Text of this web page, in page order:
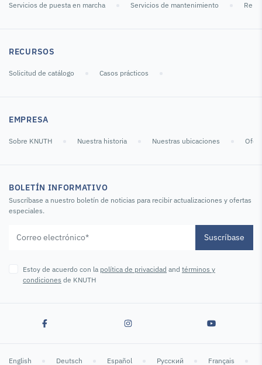
Servicios de puesta en marcha Servicios de mantenimiento
RECURSOS
Solicitud de catálogo Casos prácticos
EMPRESA
Sobre KNUTH Nuestra historia Nuestras ubicaciones
BOLETÍN INFORMATIVO
Suscríbase a nuestro boletín de noticias para recibir actualizaciones y ofertas
especiales.
Suscríbase
Estoy de acuerdo con la política de privacidad and términos y
condiciones de KNUTH
English Deutsch Español Русский Français